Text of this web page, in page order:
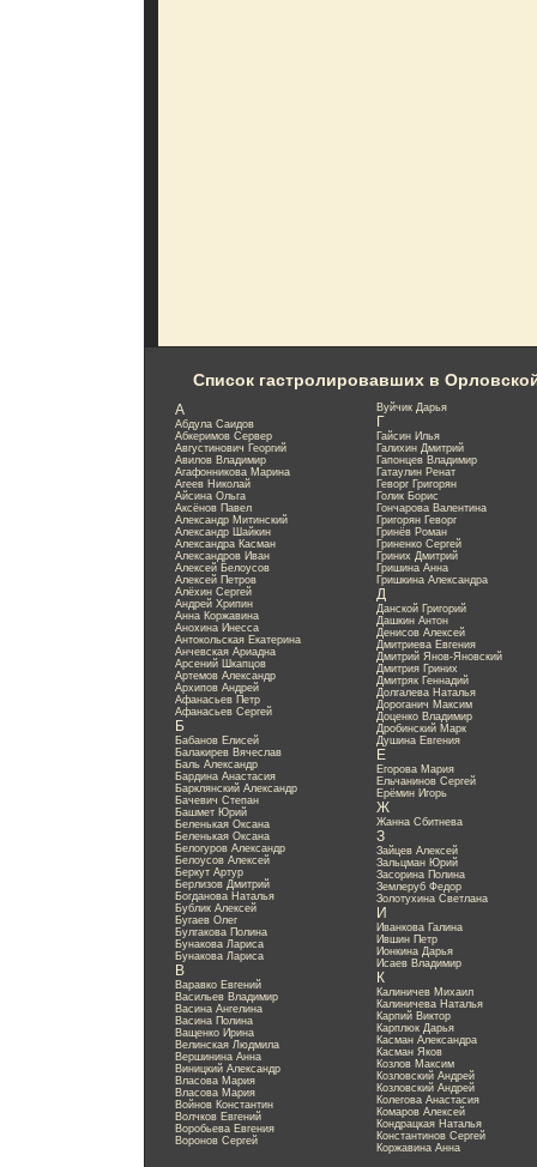
Список гастролировавших в
А
Абдула Саидов
Абкеримов Сервер
Августинович Георгий
Авилов Владимир
Агафонникова Марина
Агеев Николай
Айсина Ольга
Аксёнов Павел
Александр Митинский
Александр Шайкин
Александра Касман
Александров Иван
Алексей Белоусов
Алексей Петров
Алёхин Сергей
Андрей Хрипин
Анна Коржавина
Анохина Инесса
Антокольская Екатерина
Анчевская Ариадна
Арсений Шкапцов
Артемов Александр
Архипов Андрей
Афанасьев Петр
Афанасьев Сергей
Б
Бабанов Елисей
Балакирев Вячеслав
Баль Александр
Бардина Анастасия
Барклянский Александр
Бачевич Степан
Башмет Юрий
Беленькая Оксана
Беленькая Оксана
Белогуров Александр
Белоусов Алексей
Беркут Артур
Берлизов Дмитрий
Богданова Наталья
Бублик Алексей
Бугаев Олег
Булгакова Полина
Бунакова Лариса
Бунакова Лариса
В
Варавко Евгений
Васильев Владимир
Васина Ангелина
Васина Полина
Ващенко Ирина
Велинская Людмила
Вершинина Анна
Виницкий Александр
Власова Мария
Власова Мария
Войнов Константин
Волчков Евгений
Воробьева Евгения
Воронов Сергей
Вуйчик Дарья
Г
Гайсин Илья
Галихин Дмитрий
Гапонцев Владимир
Гатаулин Ренат
Геворг Григорян
Голик Борис
Гончарова Валентина
Григорян Геворг
Гринёв Роман
Гриненко Сергей
Гриних Дмитрий
Гришина Анна
Гришкина Александра
Д
Данской Григорий
Дашкин Антон
Денисов Алексей
Дмитриева Евгения
Дмитрий Янов-Яновский
Дмитрия Гриних
Дмитряк Геннадий
Долгалева Наталья
Дороганич Максим
Доценко Владимир
Дробинский Марк
Душина Евгения
Е
Егорова Мария
Ельчанинов Сергей
Ерёмин Игорь
Ж
Жанна Сбитнева
З
Зайцев Алексей
Зальцман Юрий
Засорина Полина
Землеруб Федор
Золотухина Светлана
И
Иванкова Галина
Ившин Петр
Ионкина Дарья
Исаев Владимир
К
Калиничев Михаил
Калиничева Наталья
Карпий Виктор
Карплюк Дарья
Касман Александра
Касман Яков
Козлов Максим
Козловский Андрей
Козловский Андрей
Колегова Анастасия
Комаров Алексей
Кондрацкая Наталья
Константинов Сергей
Коржавина Анна